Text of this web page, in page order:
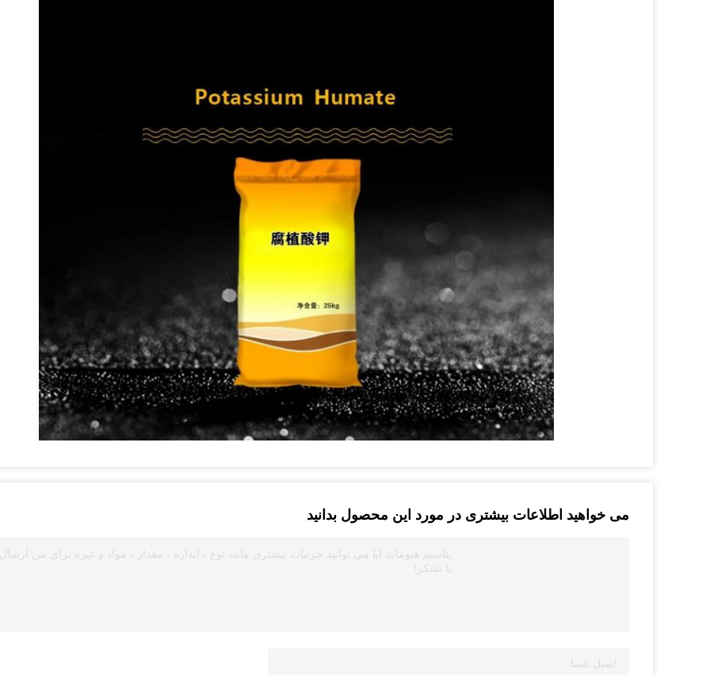
می خواهید اطلاعات بیشتری در مورد این محصول بدانید
پتاسیم هیومات آیا می توانید جزئیات بیشتری مانند نوع ، اندازه ، مقدار ، مواد و غیره برای من
با تشکر!